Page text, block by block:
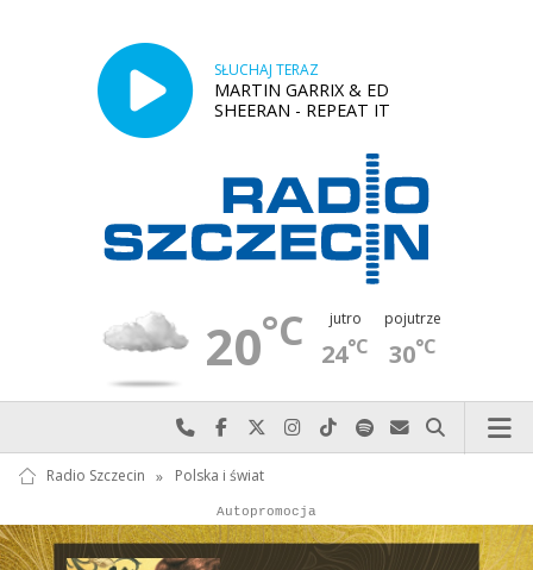
SŁUCHAJ TERAZ
MARTIN GARRIX & ED
SHEERAN - REPEAT IT
20°C jutro
24°C
pojutrze
30°C
Najlepiej po prostu do nas zadzwoń
Odwiedź nas na Facebook-u
Odwiedź nas na X
Odwiedź nas na Instagram-ie
Odwiedź nas na TikTok-u
Szukaj nas na Spotify
Wyślij do nas
Szukaj
Radio Szczecin » Polska i świat
Autopromocja
Autopromocja
Reklama